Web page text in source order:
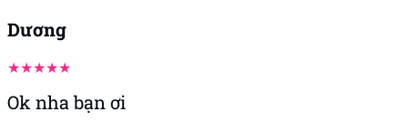
Dương
Ok nha bạn ơi